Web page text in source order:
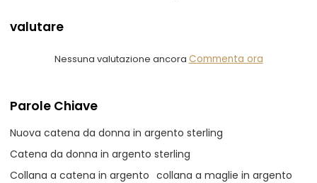
valutare
Nessuna valutazione ancora Commenta ora
Parole Chiave
Nuova catena da donna in argento sterling
Catena da donna in argento sterling
Collana a catena in argento collana a maglie in argento